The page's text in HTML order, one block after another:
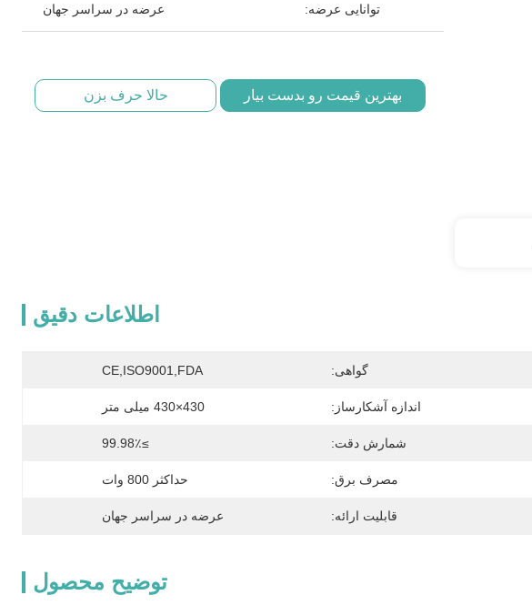
توانایی عرضه: عرضه در سراسر جهان
بهترین قیمت رو بدست بیار حالا حرف بزن
اطلاعات دقیق
گواهی: CE,ISO9001,FDA
اندازه آشکارساز: 430×430 میلی متر
شمارش دقت: ≥99.98٪
مصرف برق: حداکثر 800 وات
قابلیت ارائه: عرضه در سراسر جهان
توضیح محصول